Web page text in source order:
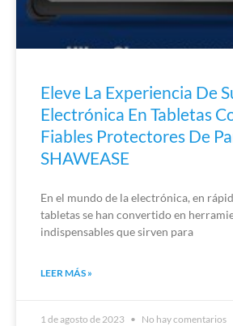
Eleve La Experiencia De
Electrónica En Tabletas
Fiables Protectores De
SHAWEASE
En el mundo de la electrónica, en
tabletas se han convertido en
indispensables que sirven para
LEER MÁS »
1 de agosto de 2023 No hay comentarios